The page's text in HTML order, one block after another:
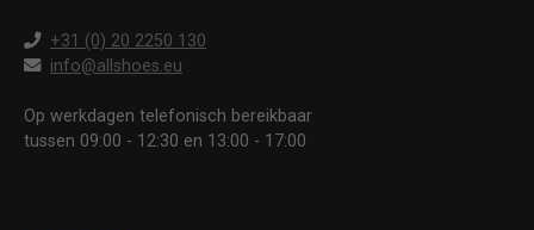
+31 (0) 20 2250 130
info@allshoes.eu
Op werkdagen telefonisch bereikbaar
tussen 09:00 - 12:30 en 13:00 - 17:00